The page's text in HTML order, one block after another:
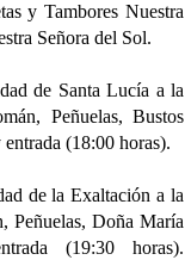
y Tambores Nuestra
Señora del Sol.
de Santa Lucía a la
Peñuelas, Bustos
(18:00 horas).
de la Exaltación a la
Peñuelas, Doña María
(19:30 horas).